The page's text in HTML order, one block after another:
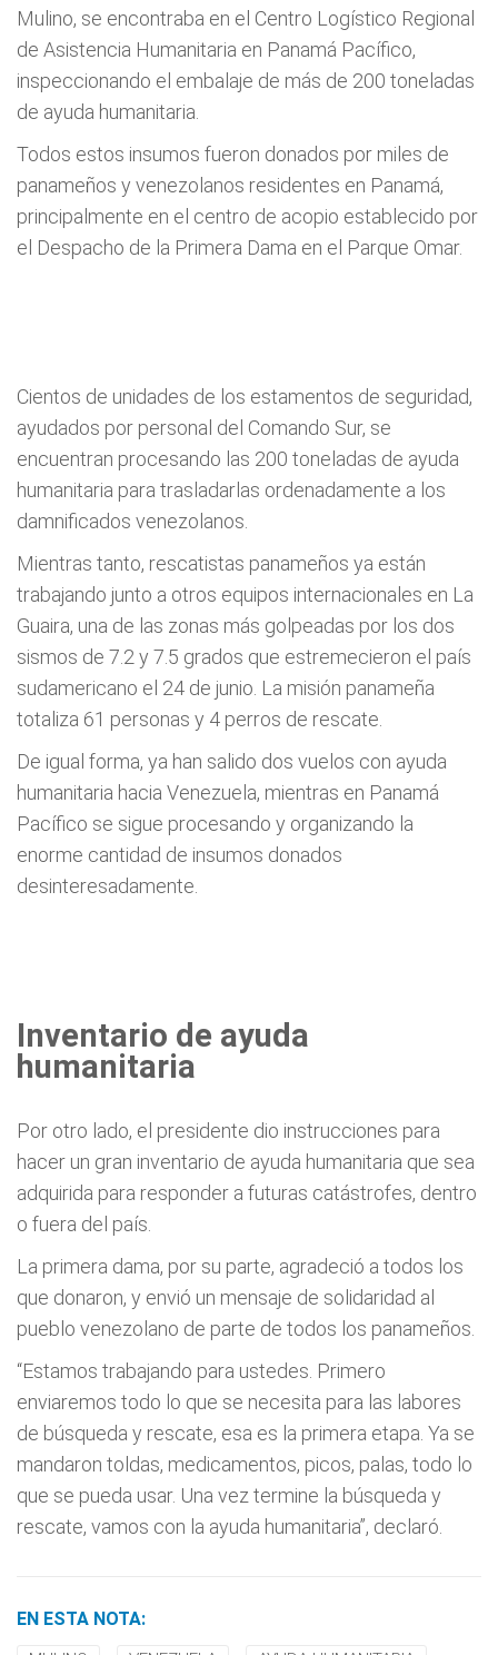
Mulino, se encontraba en el Centro Logístico Regional
de Asistencia Humanitaria en Panamá Pacífico,
inspeccionando el embalaje de más de 200 toneladas
de ayuda humanitaria.
Todos estos insumos fueron donados por miles de
panameños y venezolanos residentes en Panamá,
principalmente en el centro de acopio establecido por
el Despacho de la Primera Dama en el Parque Omar.
Cientos de unidades de los estamentos de seguridad,
ayudados por personal del Comando Sur, se
encuentran procesando las 200 toneladas de ayuda
humanitaria para trasladarlas ordenadamente a los
damnificados venezolanos.
Mientras tanto, rescatistas panameños ya están
trabajando junto a otros equipos internacionales en La
Guaira, una de las zonas más golpeadas por los dos
sismos de 7.2 y 7.5 grados que estremecieron el país
sudamericano el 24 de junio. La misión panameña
totaliza 61 personas y 4 perros de rescate.
De igual forma, ya han salido dos vuelos con ayuda
humanitaria hacia Venezuela, mientras en Panamá
Pacífico se sigue procesando y organizando la
enorme cantidad de insumos donados
desinteresadamente.
Inventario de ayuda
humanitaria
Por otro lado, el presidente dio instrucciones para
hacer un gran inventario de ayuda humanitaria que sea
adquirida para responder a futuras catástrofes, dentro
o fuera del país.
La primera dama, por su parte, agradeció a todos los
que donaron, y envió un mensaje de solidaridad al
pueblo venezolano de parte de todos los panameños.
“Estamos trabajando para ustedes. Primero
enviaremos todo lo que se necesita para las labores
de búsqueda y rescate, esa es la primera etapa. Ya se
mandaron toldas, medicamentos, picos, palas, todo lo
que se pueda usar. Una vez termine la búsqueda y
rescate, vamos con la ayuda humanitaria”, declaró.
EN ESTA NOTA: